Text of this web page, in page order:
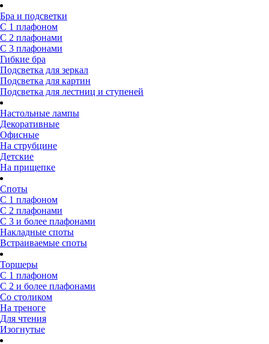
Бра и подсветки
С 1 плафоном
С 2 плафонами
С 3 плафонами
Гибкие бра
Подсветка для зеркал
Подсветка для картин
Подсветка для лестниц и ступеней
Настольные лампы
Декоративные
Офисные
На струбцине
Детские
На прищепке
Споты
С 1 плафоном
С 2 плафонами
С 3 и более плафонами
Накладные споты
Встраиваемые споты
Торшеры
С 1 плафоном
С 2 и более плафонами
Со столиком
На треноге
Для чтения
Изогнутые